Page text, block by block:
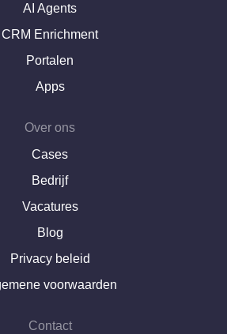
AI Agents
CRM Enrichment
Portalen
Apps
Over ons
Cases
Bedrijf
Vacatures
Blog
Privacy beleid
voorwaarden
Contact